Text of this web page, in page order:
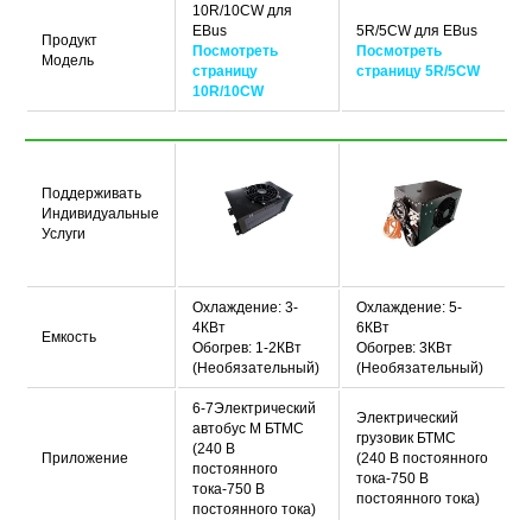
Продукт
Модель
10R/10CW для
EBus
Посмотреть
страницу
10R/10CW
5R/5CW для EBus
Посмотреть
страницу 5R/5CW
Поддерживать
Индивидуальные
Услуги
Емкость
Охлаждение: 3-
4КВт
Обогрев: 1-2КВт
(Необязательный)
Охлаждение: 5-
6КВт
Обогрев: 3КВт
(Необязательный)
Приложение
6-7Электрический
автобус М БТМС
(240 В
постоянного
тока-750 В
постоянного тока)
Электрический
грузовик БТМС
(240 В постоянного
тока-750 В
постоянного тока)